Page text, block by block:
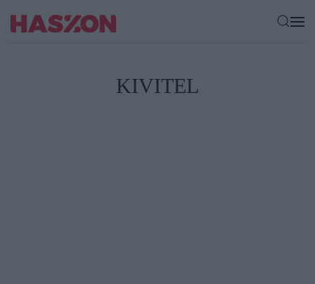
KIVITEL